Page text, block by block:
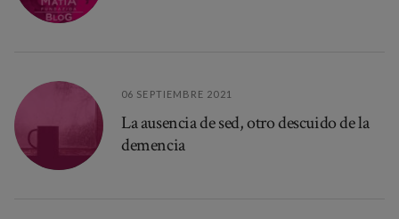
06 SEPTIEMBRE 2021
La ausencia de sed, otro descuido de la
demencia